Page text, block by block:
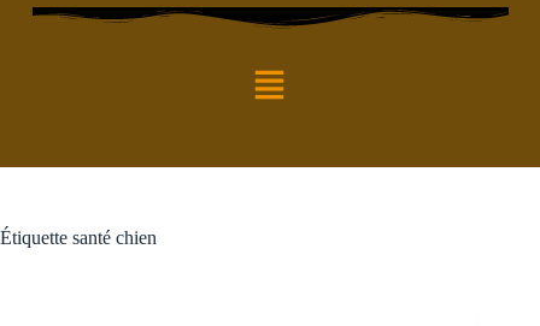
Étiquette santé chien